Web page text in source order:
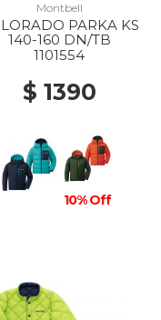
Montbell
PARKA KS
140-160 DN/TB
1101554
$ 1390
10% Off